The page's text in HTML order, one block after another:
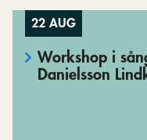
22 AUG
Workshop i
Danielsson